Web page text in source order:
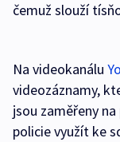
čemuž slouží
Na videokanálu
videozáznamy,
jsou zaměřeny
policie využít ke